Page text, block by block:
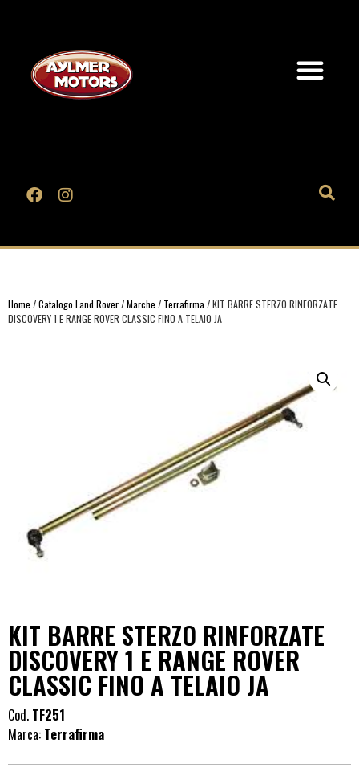
Home /Catalogo Land Rover/Marche / Terrafirma / KIT BARRE STERZO RINFORZATE
DISCOVERY 1 E RANGE ROVER CLASSIC FINO A TELAIO JA
KIT BARRE STERZO RINFORZATE
DISCOVERY 1 E RANGE ROVER
CLASSIC FINO A TELAIO JA
Cod. TF251
Marca: Terrafirma